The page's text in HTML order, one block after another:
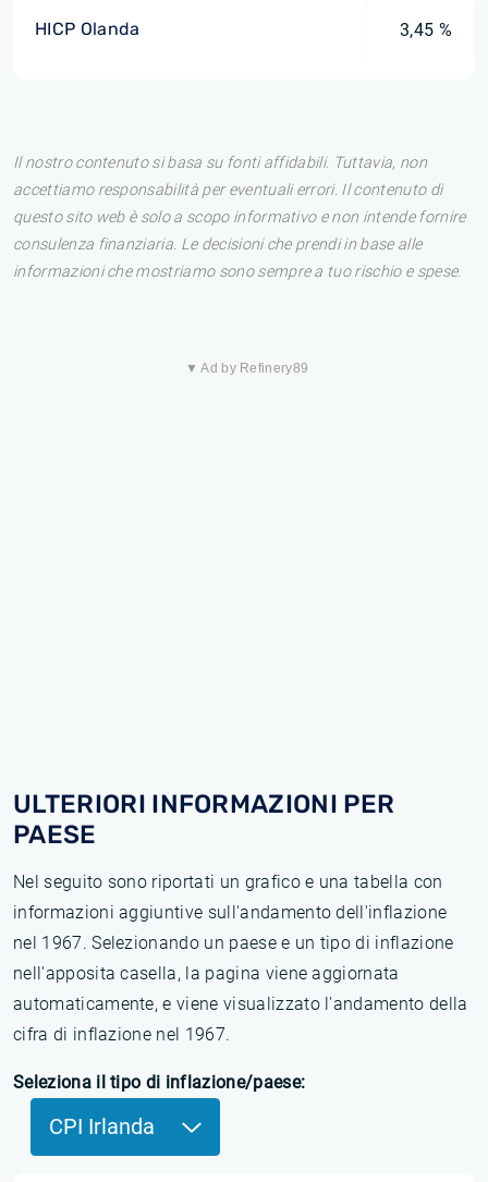
HICP Olanda 3,45 %
Il nostro contenuto si basa su fonti affidabili. Tuttavia, non
accettiamo responsabilità per eventuali errori. Il contenuto di
questo sito web è solo a scopo informativo e non intende fornire
consulenza finanziaria. Le decisioni che prendi in base alle
informazioni che mostriamo sono sempre a tuo rischio e spese.
▼ Ad by Refinery89
ULTERIORI INFORMAZIONI PER
PAESE
Nel seguito sono riportati un grafico e una tabella con
informazioni aggiuntive sull'andamento dell'inflazione
nel 1967. Selezionando un paese e un tipo di inflazione
nell'apposita casella, la pagina viene aggiornata
automaticamente, e viene visualizzato l'andamento della
cifra di inflazione nel 1967.
Seleziona il tipo di inflazione/paese:
CPI Irlanda